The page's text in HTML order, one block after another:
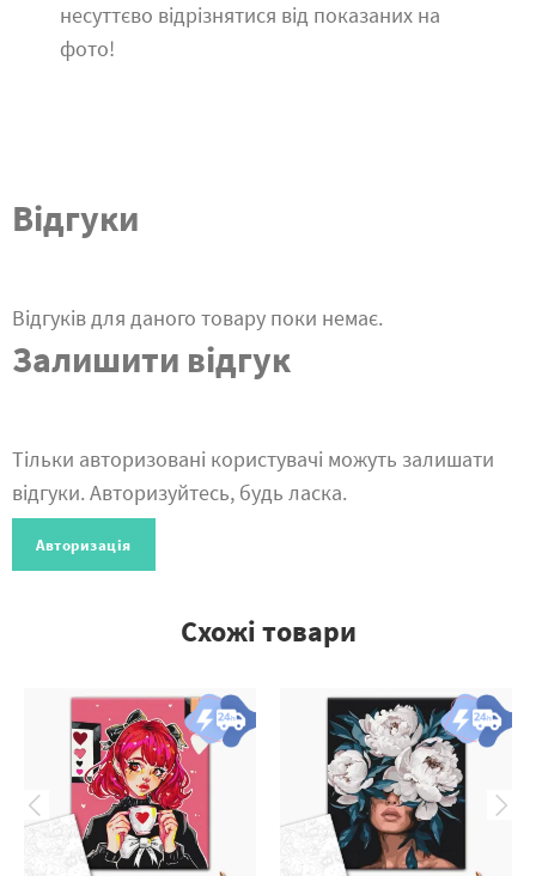
несуттєво відрізнятися від показаних на
фото!
Відгуки
Відгуків для даного товару поки немає.
Залишити відгук
Тільки авторизовані користувачі можуть залишати
відгуки. Авторизуйтесь, будь ласка.
Авторизація
Схожі товари